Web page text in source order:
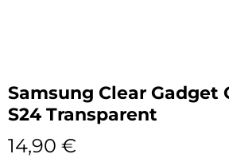
Samsung Clear Gadget
S24 Transparent
14,90 €